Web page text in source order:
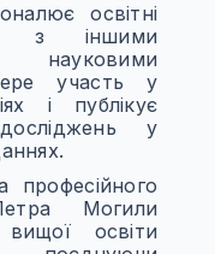
освітні
з іншими
науковими
участь у
і публікує
у
професійного
Могили
освіти